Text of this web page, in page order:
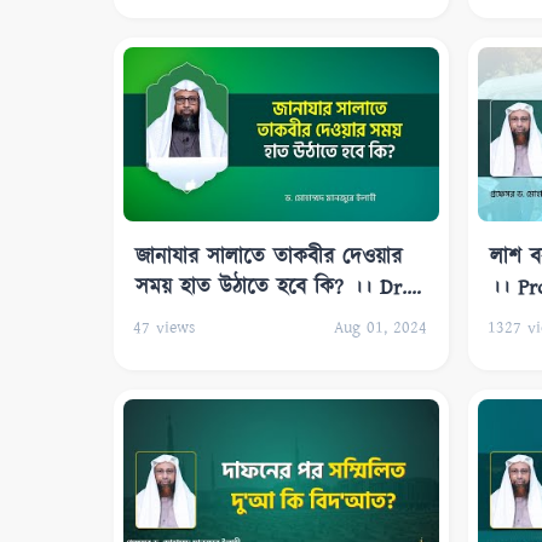
জানাযার সালাতে তাকবীর দেওয়ার
সময় হাত উঠাতে হবে কি? ।। Dr.
Mohammad Monzur-E-Elahi
47 views Aug 01, 2024
লাশ
।।
1327